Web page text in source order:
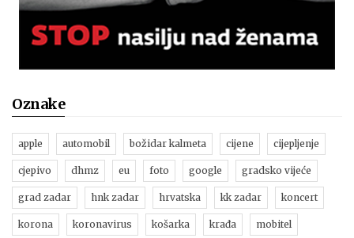
Oznake
apple automobil božidar kalmeta cijene cijepljenje
cjepivo dhmz eu foto google gradsko vijeće
grad zadar hnk zadar hrvatska kk zadar koncert
korona koronavirus košarka krađa mobitel